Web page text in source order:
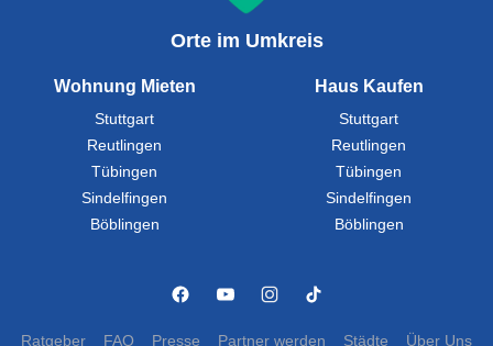
Orte im Umkreis
Wohnung Mieten
Stuttgart
Reutlingen
Tübingen
Sindelfingen
Böblingen
Haus Kaufen
Stuttgart
Reutlingen
Tübingen
Sindelfingen
Böblingen
Ratgeber FAQ Presse Partner werden Städte Über Uns